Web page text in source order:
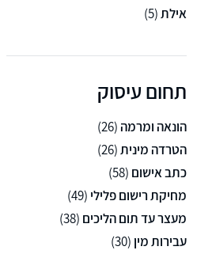
אילת(5)
תחום עיסוק
הונאה ומרמה (26)
הטרדה מינית(26)
כתב אישום (58)
מחיקת רישום פלילי (49)
מעצר עד תום הליכים (38)
עבירות מין (30)